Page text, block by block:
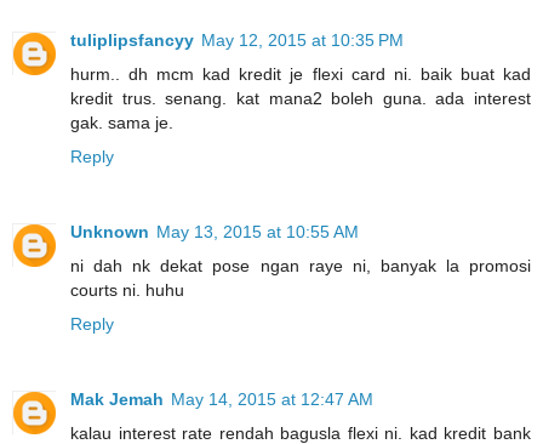
tuliplipsfancyy May 12, 2015 at 10:35 PM
hurm.. dh mcm kad kredit je flexi card ni. baik buat kad
kredit trus. senang. kat mana2 boleh guna. ada interest
gak. sama je.
Reply
Unknown May 13, 2015 at 10:55 AM
ni dah nk dekat pose ngan raye ni, banyak la promosi
courts ni. huhu
Reply
Mak Jemah May 14, 2015 at 12:47 AM
kalau interest rate rendah bagusla flexi ni. kad kredit bank